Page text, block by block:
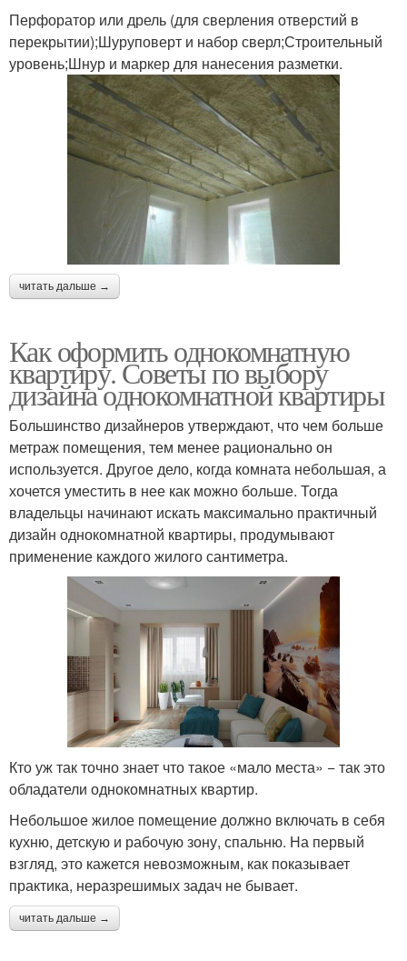
Перфоратор или дрель (для сверления отверстий в
перекрытии);Шуруповерт и набор сверл;Строительный
уровень;Шнур и маркер для нанесения разметки.
читать дальше →
Как оформить однокомнатную
квартиру. Советы по выбору
дизайна однокомнатной квартиры
Большинство дизайнеров утверждают, что чем больше
метраж помещения, тем менее рационально он
используется. Другое дело, когда комната небольшая, а
хочется уместить в нее как можно больше. Тогда
владельцы начинают искать максимально практичный
дизайн однокомнатной квартиры, продумывают
применение каждого жилого сантиметра.
Кто уж так точно знает что такое «мало места» − так это
обладатели однокомнатных квартир.
Небольшое жилое помещение должно включать в себя
кухню, детскую и рабочую зону, спальню. На первый
взгляд, это кажется невозможным, как показывает
практика, неразрешимых задач не бывает.
читать дальше →